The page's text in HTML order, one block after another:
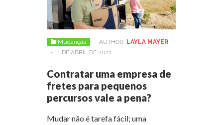
Mudanças AUTHOR: LAYLA MAYER
-
1 DE ABRIL DE 2021
Contratar uma empresa de
fretes para pequenos
percursos vale a pena?
Mudar não é tarefa fácil; uma